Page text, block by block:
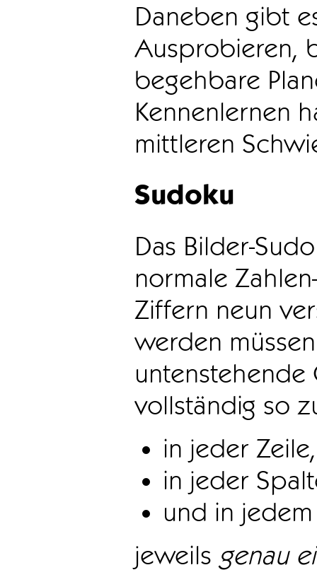
Daneben gibt
Ausprobieren,
begehbare
Kennenlernen
mittleren
Sudoku
Das Bilder-
normale
Ziffern neun
werden
vollständig so
in jeder Zeile,
in jeder
und in
jeweils genau